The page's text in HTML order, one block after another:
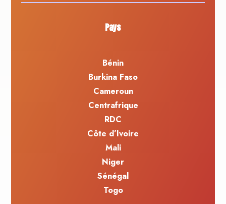
Pays
Bénin
Burkina Faso
Cameroun
Centrafrique
RDC
Côte d’Ivoire
Mali
Niger
Sénégal
Togo